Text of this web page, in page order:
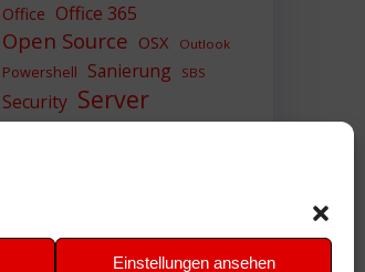
Einstellungen ansehen
Office Office 365
Open Source OSX Outlook
Powershell Sanierung SBS
Security Server
Sicherheit SIEM
VMWare VPN WAZUH